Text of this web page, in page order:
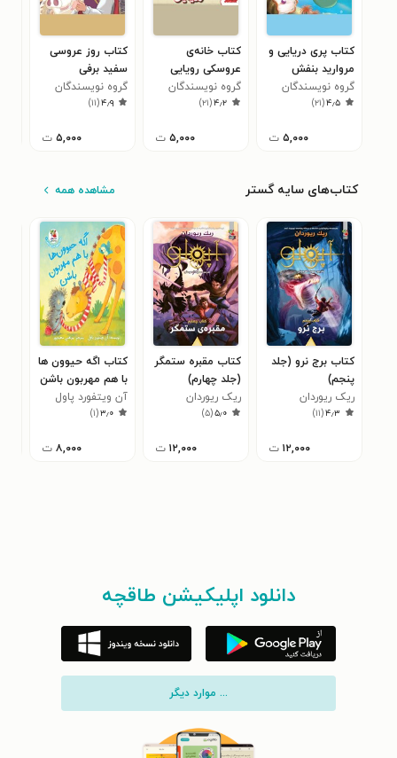
کتاب پری دریایی و
مروارید بنفش
گروه نویسندگان
دیزنی
۴٫۵(۲۱)
۵,۰۰۰ ت
کتاب خانه‌ی
عروسکی رویایی
گروه نویسندگان
دیزنی
۴٫۲(۲۱)
۵,۰۰۰ ت
کتاب روز عروسی
سفید برفی
گروه نویسندگان
دیزنی
۴٫۹(۱۱)
۵,۰۰۰ ت
کتاب‌های سایه گستر مشاهده همه
کتاب برج نرو (جلد
پنجم)
ریک ریوردان
۴٫۳(۱۱)
۱۲,۰۰۰ ت
کتاب مقبره ستمگر
(جلد چهارم)
ریک ریوردان
۵٫۰(۵)
۱۲,۰۰۰ ت
کتاب اگه حیوون ها
با هم مهربون باشن
آن ویتفورد پاول
۳٫۰(۱)
۸,۰۰۰ ت
دانلود اپلیکیشن طاقچه
... موارد دیگر